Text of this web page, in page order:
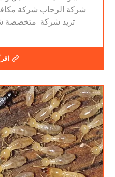
شركة الرحاب شركة
تريد شركة متخصصة